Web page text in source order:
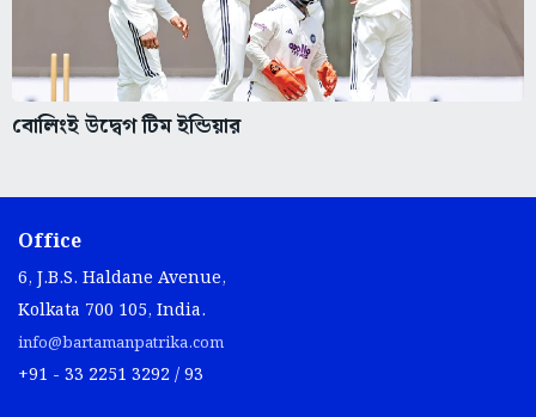
বোলিংই উদ্বেগ টিম ইন্ডিয়ার
Office
6, J.B.S. Haldane Avenue,
Kolkata 700 105, India.
info@bartamanpatrika.com
+91 - 33 2251 3292 / 93